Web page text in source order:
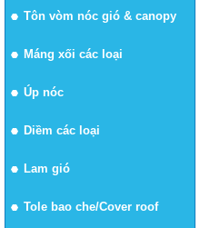
Tôn vòm nóc gió & canopy
Máng xối các loại
Úp nóc
Diềm các loại
Lam gió
Tole bao che/Cover roof